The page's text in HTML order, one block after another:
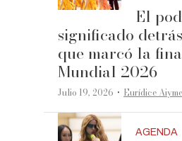
El
significado
que marcó la
Mundial 2026
Julio 19, 2026 ·Eurídice
AGENDA